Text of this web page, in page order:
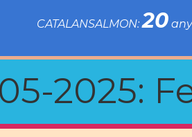
CATALANSALMON:20
2025: